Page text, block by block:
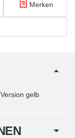
Merken
gelb